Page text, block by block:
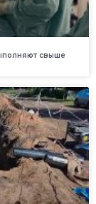
свыше